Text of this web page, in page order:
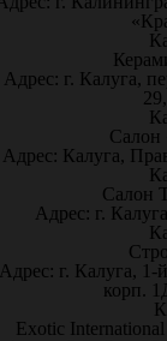
Адрес: г. Калуга,
Салон
Адрес: Калуга,
Салон
Адрес: г.
г. Калуга,
корп.
Exotic